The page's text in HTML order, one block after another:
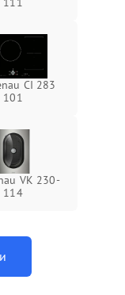
CI 283
101
VK 230-
114